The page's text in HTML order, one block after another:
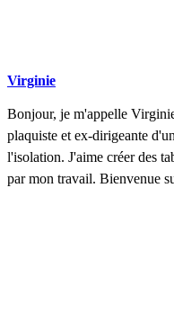
Virginie
Bonjour, je m'appelle
plaquiste et ex-dirigeante
l'isolation. J'aime créer des
par mon travail. Bienvenue